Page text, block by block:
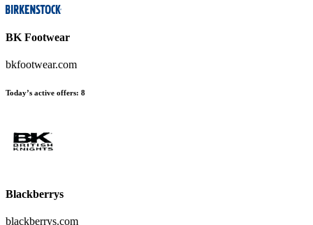
BK Footwear
bkfootwear.com
Today’s active offers: 8
Blackberrys
blackberrys.com